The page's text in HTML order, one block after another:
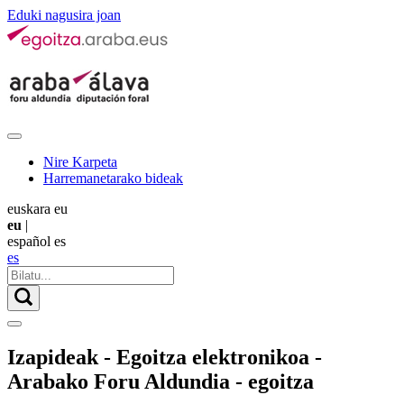
Eduki nagusira joan
Nire Karpeta
Harremanetarako bideak
euskara eu
eu |
español es
es
Izapideak - Egoitza elektronikoa -
Arabako Foru Aldundia - egoitza